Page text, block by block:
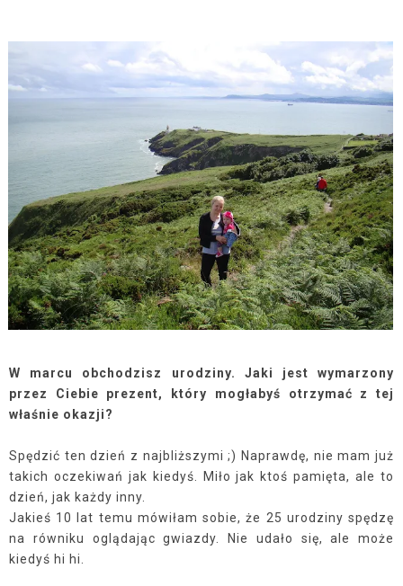
W marcu obchodzisz urodziny. Jaki jest wymarzony
przez Ciebie prezent, który mogłabyś otrzymać z tej
właśnie okazji?
Spędzić ten dzień z najbliższymi ;) Naprawdę, nie mam już
takich oczekiwań jak kiedyś. Miło jak ktoś pamięta, ale to
dzień, jak każdy inny.
Jakieś 10 lat temu mówiłam sobie, że 25 urodziny spędzę
na równiku oglądając gwiazdy. Nie udało się, ale może
kiedyś hi hi.